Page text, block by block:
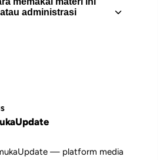
dipahami anggota,
gudep.
untuk pembina
didik, pengurus gugus
administrasi
atau rujukan saat
— platform media